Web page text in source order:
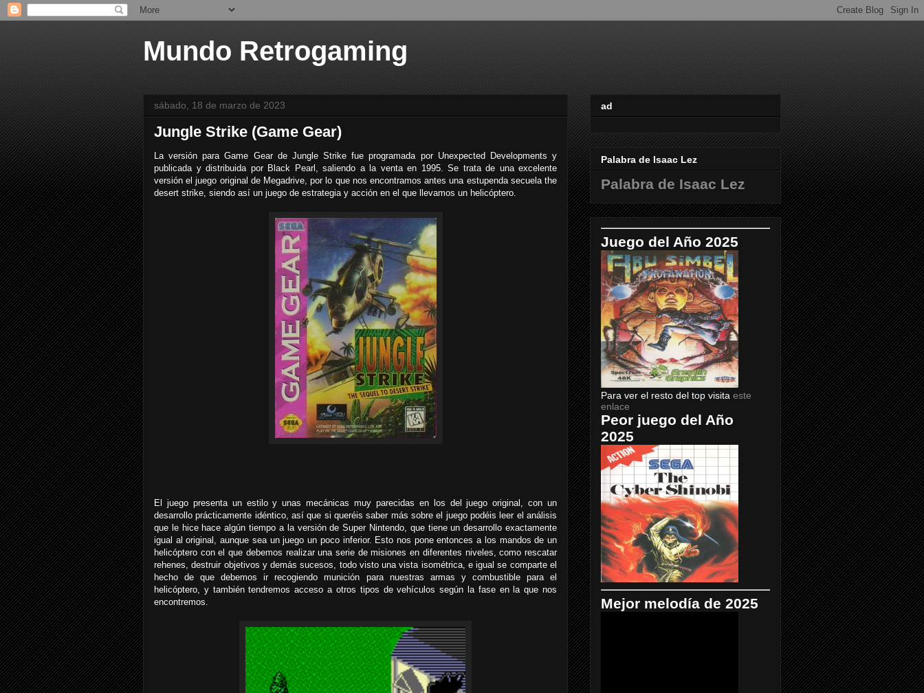
Mundo Retrogaming
sábado, 18 de marzo de 2023
Jungle Strike (Game Gear)
La versión para Game Gear de Jungle Strike fue programada por Unexpected Developments y
publicada y distribuida por Black Pearl, saliendo a la venta en 1995. Se trata de una excelente
versión el juego original de Megadrive, por lo que nos encontramos antes una estupenda secuela the
desert strike, siendo así un juego de estrategia y acción en el que llevamos un helicóptero.
El juego presenta un estilo y unas mecánicas muy parecidas en los del juego original, con un
desarrollo prácticamente idéntico, así que si queréis saber más sobre el juego podéis leer el análisis
que le hice hace algún tiempo a la versión de Super Nintendo, que tiene un desarrollo exactamente
igual al original, aunque sea un juego un poco inferior. Esto nos pone entonces a los mandos de un
helicóptero con el que debemos realizar una serie de misiones en diferentes niveles, como rescatar
rehenes, destruir objetivos y demás sucesos, todo visto una vista isométrica, e igual se comparte el
hecho de que debemos ir recogiendo munición para nuestras armas y combustible para el
helicóptero, y también tendremos acceso a otros tipos de vehículos según la fase en la que nos
encontremos.
ad
Palabra de Isaac Lez
Palabra de Isaac Lez
Juego del Año 2025
Para ver el resto del top visita este
enlace
Peor juego del Año
2025
Mejor melodía de 2025